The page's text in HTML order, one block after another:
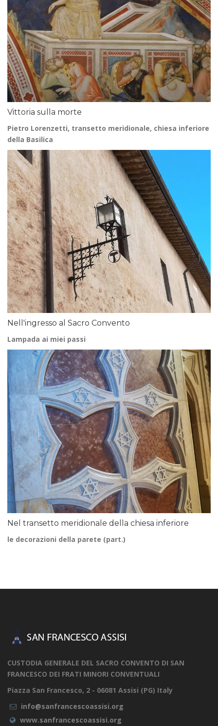
Vittoria sulla morte
Pietro Lorenzetti, transetto meridionale, chiesa inferiore
della Basilica
Nell'ingresso al Sacro Convento
Lampada ai miei passi
Nel transetto meridionale della chiesa inferiore
le decorazioni della parete (part.)
CUSTODIA GENERALE DEL SACRO CONVENTO DI SAN
FRANCESCO DEI FRATI MINORI CONVENTUALI
Piazza San Francesco, 2 - 06081 Assisi (PG) Italy
info@sanfrancescoassisi.org
www.sanfrancescoassisi.org